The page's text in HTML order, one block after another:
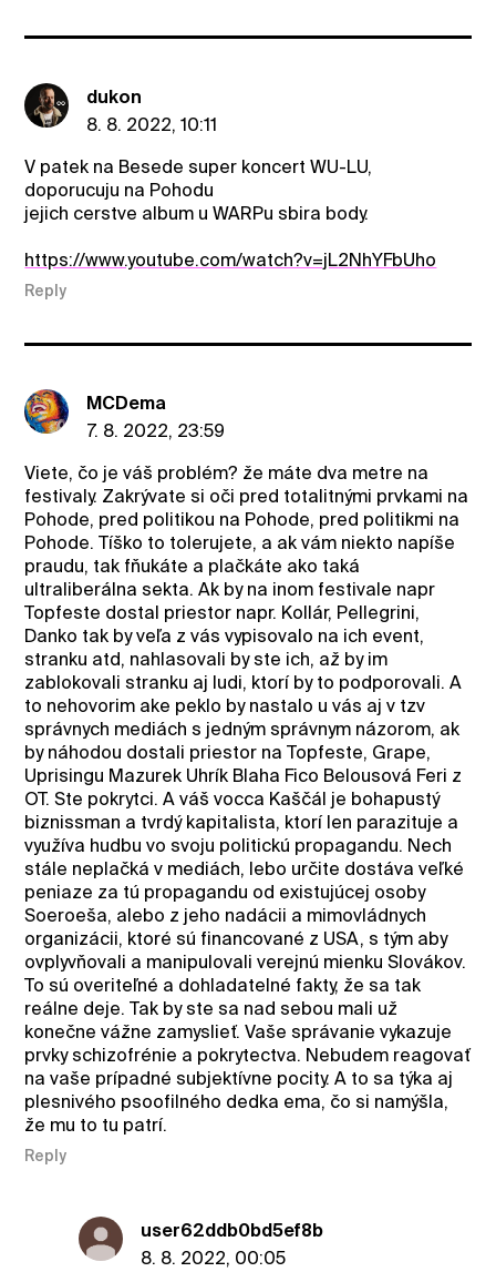
dukon
8. 8. 2022, 10:11
V patek na Besede super koncert WU-LU,
doporucuju na Pohodu
jejich cerstve album u WARPu sbira body.
https://www.youtube.com/watch?v=jL2NhYFbUho
Reply
MCDema
7. 8. 2022, 23:59
Viete, čo je váš problém? že máte dva metre na
festivaly. Zakrývate si oči pred totalitnými prvkami na
Pohode, pred politikou na Pohode, pred politikmi na
Pohode. Tíško to tolerujete, a ak vám niekto napíše
praudu, tak fňukáte a plačkáte ako taká
ultraliberálna sekta. Ak by na inom festivale napr
Topfeste dostal priestor napr. Kollár, Pellegrini,
Danko tak by veľa z vás vypisovalo na ich event,
stranku atd, nahlasovali by ste ich, až by im
zablokovali stranku aj ludi, ktorí by to podporovali. A
to nehovorim ake peklo by nastalo u vás aj v tzv
správnych mediách s jedným správnym názorom, ak
by náhodou dostali priestor na Topfeste, Grape,
Uprisingu Mazurek Uhrík Blaha Fico Belousová Feri z
OT. Ste pokrytci. A váš vocca Kaščál je bohapustý
biznissman a tvrdý kapitalista, ktorí len parazituje a
využíva hudbu vo svoju politickú propagandu. Nech
stále neplačká v mediách, lebo určite dostáva veľké
peniaze za tú propagandu od existujúcej osoby
Soeroeša, alebo z jeho nadácii a mimovládnych
organizácii, ktoré sú financované z USA, s tým aby
ovplyvňovali a manipulovali verejnú mienku Slovákov.
To sú overiteľné a dohladatelné fakty, že sa tak
reálne deje. Tak by ste sa nad sebou mali už
konečne vážne zamyslieť. Vaše správanie vykazuje
prvky schizofrénie a pokrytectva. Nebudem reagovať
na vaše prípadné subjektívne pocity. A to sa týka aj
plesnivého psoofilného dedka ema, čo si namýšla,
že mu to tu patrí.
Reply
user62ddb0bd5ef8b
8. 8. 2022, 00:05